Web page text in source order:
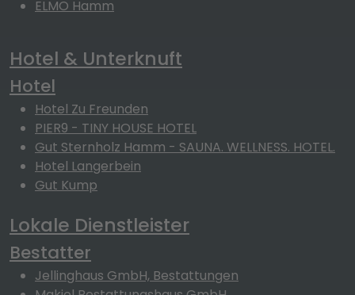
ELMO Hamm
Hotel & Unterknuft
Hotel
Hotel Zu Freunden
PIER9 - TINY HOUSE HOTEL
Gut Sternholz Hamm - SAUNA. WELLNESS. HOTEL.
Hotel Langerbein
Gut Kump
Lokale Dienstleister
Bestatter
Jellinghaus GmbH, Bestattungen